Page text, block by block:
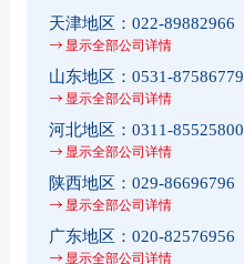
天津地区： 022-89882966
显示全部公司详情
山东地区： 0531-87586779
显示全部公司详情
河北地区： 0311-85525800
显示全部公司详情
陕西地区： 029-86696796
显示全部公司详情
广东地区： 020-82576956
显示全部公司详情